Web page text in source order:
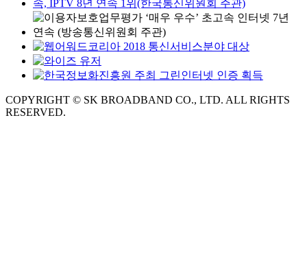
COPYRIGHT © SK BROADBAND CO., LTD. ALL RIGHTS
RESERVED.